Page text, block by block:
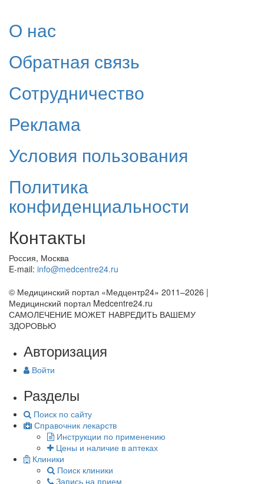
О нас
Обратная связь
Сотрудничество
Реклама
Условия пользования
Политика
конфиденциальности
Контакты
Россия, Москва
E-mail: info@medcentre24.ru
© Медицинский портал «Медцентр24» 2011–2026 |
Медицинский портал Medcentre24.ru
САМОЛЕЧЕНИЕ МОЖЕТ НАВРЕДИТЬ ВАШЕМУ
ЗДОРОВЬЮ
Авторизация
Войти
Разделы
Поиск по сайту
Справочник лекарств
Инструкции по применению
Цены и наличие в аптеках
Клиники
Поиск клиники
Запись на прием